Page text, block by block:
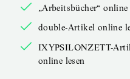
„Arbeitsbücher“ online
double-Artikel online
IXYPSILONZETT-
online lesen